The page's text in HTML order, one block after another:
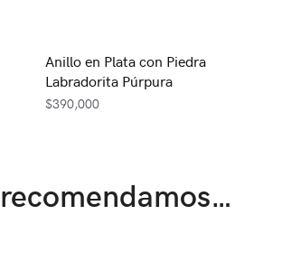
Anillo en Plata con Piedra
Labradorita Púrpura
$390,000